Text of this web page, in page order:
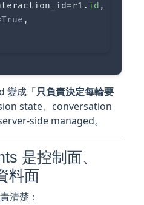
=r1 . id ,
True ,
變成「只負責決定每輪要
state、conversation
side managed。
是控制面、
料面
清楚：